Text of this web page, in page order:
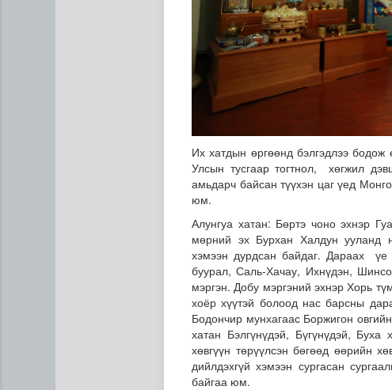
Их хатдын өргөөнд бэлгэдлээ бодож
Улсын тусгаар тогтнол, хөгжил
амьдарч байсан түүхэн цаг үед
юм.
Алунгуа хатан: Бөртэ чоно эхнэр
мөрний эх Бурхан Халдун ууланд
хэмээн дурдсан байдаг. Дараах
буурал, Саль-Хачау, Ихнүдэн,
мэргэн. Добу мэргэний эхнэр Хорь
хоёр хүүтэй болоод нас барсны
Бодончир мунхагаас Боржигон
хатан Бэлгүнүдэй, Бүгүнүдэй, Буха
хөвгүүн төрүүлсэн бөгөөд өөрийн
дийлдэхгүй хэмээн сургасан
байгаа юм.